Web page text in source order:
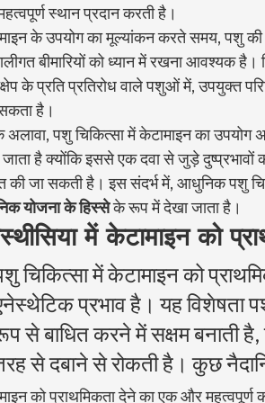
स्थान प्रदान करती है।
के उपयोग का मूल्यांकन करते समय, पशु
बीमारियों को ध्यान में रखना आवश्यक
के प्रति प्रतिरोध वाले पशुओं में, उपयुक्त
है।
पशु चिकित्सा में केटामाइन का उपयोग
जाता है क्योंकि इससे एक दवा से जुड़े
की जा सकती है। इस संदर्भ में, आधुनिक पशु
योजना के हिस्से के रूप में देखा जाता है।
में केटामाइन को
चिकित्सा में केटामाइन को
प्रभाव है। यह विशेषता
से बाधित करने में सक्षम बनाती
से दबाने से रोकती है। कुछ
को प्राथमिकता देने का एक और महत्वपूर्ण